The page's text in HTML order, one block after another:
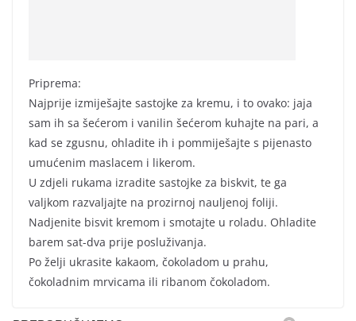
Priprema:
Najprije izmiješajte sastojke za kremu, i to ovako: jaja
sam ih sa šećerom i vanilin šećerom kuhajte na pari, a
kad se zgusnu, ohladite ih i pommiješajte s pijenasto
umućenim maslacem i likerom.
U zdjeli rukama izradite sastojke za biskvit, te ga
valjkom razvaljajte na prozirnoj nauljenoj foliji.
Nadjenite bisvit kremom i smotajte u roladu. Ohladite
barem sat-dva prije posluživanja.
Po želji ukrasite kakaom, čokoladom u prahu,
čokoladnim mrvicama ili ribanom čokoladom.